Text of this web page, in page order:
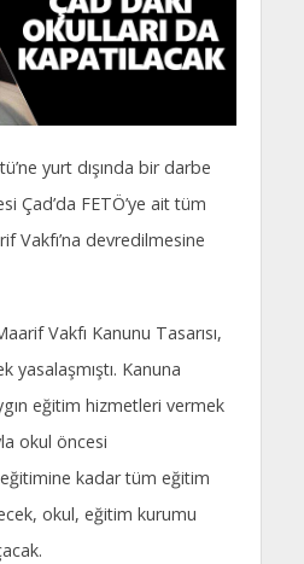
yurt dışında bir darbe
Çad’da FETÖ’ye ait tüm
Vakfı’na devredilmesine
Vakfı Kanunu Tasarısı,
yasalaşmıştı. Kanuna
eğitim hizmetleri vermek
okul öncesi
kadar tüm eğitim
okul, eğitim kurumu